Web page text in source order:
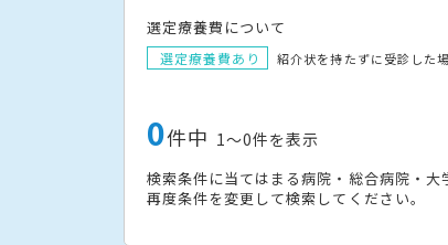
選定療養費について
選定療養費あり
紹介状を持たずに受診した
0件中 1〜0件を表示
検索条件に当てはまる病院・総合病院・大
再度条件を変更して検索してください。